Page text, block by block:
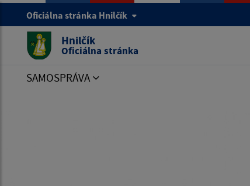
Oficiálna stránka Hnilčík
Hnilčík
Oficiálna stránka
SAMOSPRÁVA